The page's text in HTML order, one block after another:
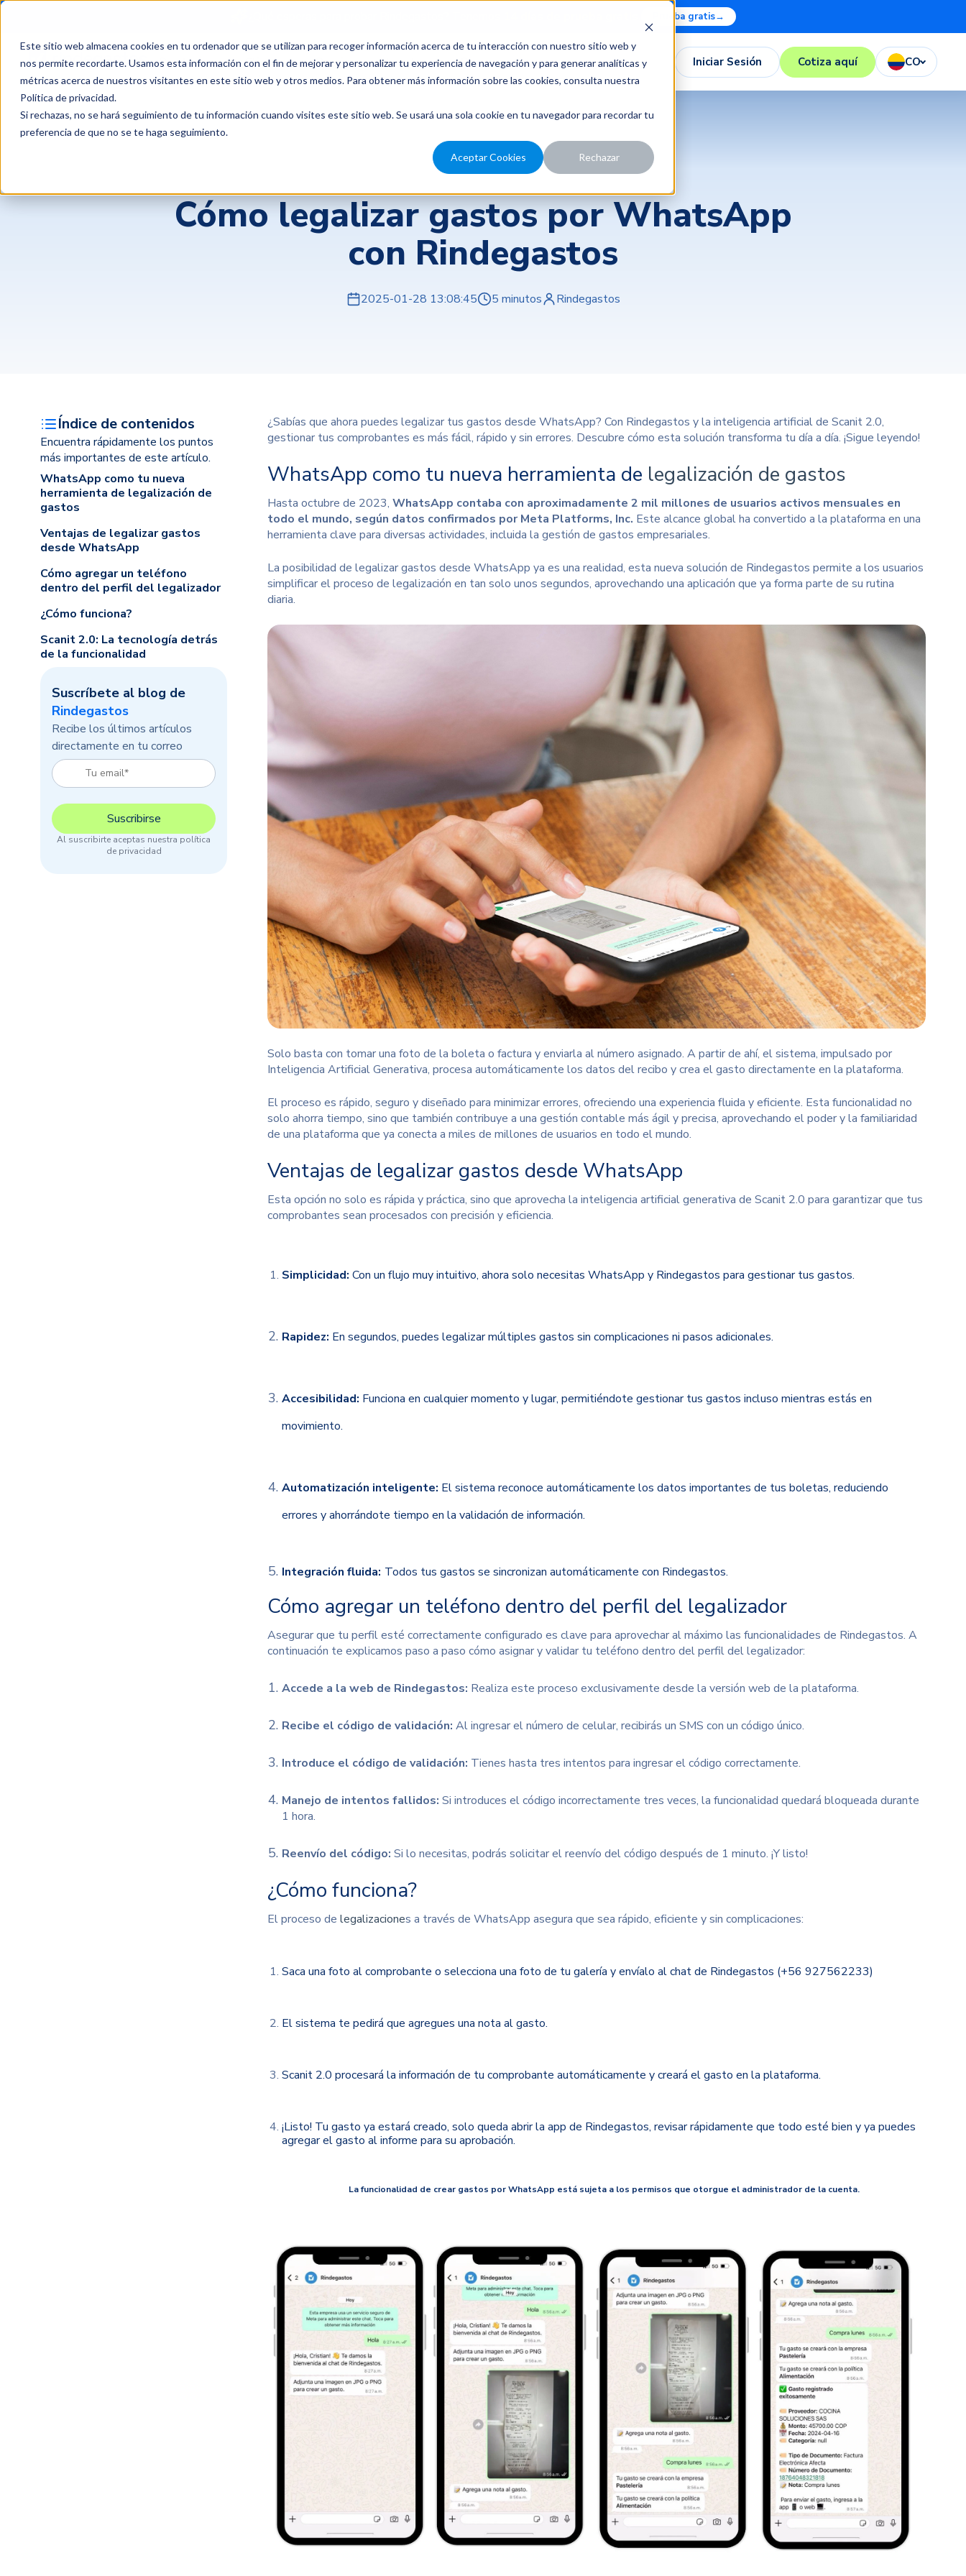
Este sitio web almacena cookies en tu ordenador que se utilizan para recoger información acerca de tu interacción con nuestro sitio web y
nos permite recordarte. Usamos esta información con el fin de mejorar y personalizar tu experiencia de navegación y para generar analíticas y
métricas acerca de nuestros visitantes en este sitio web y otros medios. Para obtener más información sobre las cookies, consulta nuestra
Política de privacidad.
Si rechazas, no se hará seguimiento de tu información cuando visites este sitio web. Se usará una sola cookie en tu navegador para recordar tu
preferencia de que no se te haga seguimiento.
Aceptar Cookies Rechazar
Prueba gratis→
Productos Clientes Precios Nosotros Recursos Iniciar Sesión Cotiza aquí CO
Rindegastos
Cómo legalizar gastos por WhatsApp
con Rindegastos
2025-01-28 13:08:45 5 minutos Rindegastos
Índice de contenidos
Encuentra rápidamente los puntos
más importantes de este artículo.
WhatsApp como tu nueva
herramienta de legalización de
gastos
Ventajas de legalizar gastos
desde WhatsApp
Cómo agregar un teléfono
dentro del perfil del legalizador
¿Cómo funciona?
Scanit 2.0: La tecnología detrás
de la funcionalidad
Suscríbete al blog de
Rindegastos
Recibe los últimos artículos
directamente en tu correo
Al suscribirte aceptas nuestra política
de privacidad
¿Sabías que ahora puedes legalizar tus gastos desde WhatsApp? Con Rindegastos y la inteligencia artificial de Scanit 2.0,
gestionar tus comprobantes es más fácil, rápido y sin errores. Descubre cómo esta solución transforma tu día a día. ¡Sigue leyendo!
WhatsApp como tu nueva herramienta de legalización de gastos
Hasta octubre de 2023, WhatsApp contaba con aproximadamente 2 mil millones de usuarios activos mensuales en
todo el mundo, según datos confirmados porMeta Platforms, Inc. Este alcance global ha convertido a la plataforma en una
herramienta clave para diversas actividades, incluida la gestión de gastos empresariales.
La posibilidad de legalizar gastos desde WhatsApp ya es una realidad, esta nueva solución de Rindegastos permite a los usuarios
simplificar el proceso de legalización en tan solo unos segundos, aprovechando una aplicación que ya forma parte de su rutina
diaria.
Solo basta con tomar una foto de la boleta o factura y enviarla al número asignado. A partir de ahí, el sistema, impulsado por
Inteligencia ArtificialGenerativa, procesa automáticamente los datos del recibo y crea el gasto directamente en la plataforma.
El proceso es rápido, seguro y diseñado para minimizar errores, ofreciendo una experiencia fluida y eficiente. Esta funcionalidad no
solo ahorra tiempo, sino que también contribuye a una gestión contable más ágil y precisa, aprovechando el poder y la familiaridad
de una plataforma que ya conecta a miles de millones de usuarios en todo el mundo.
Ventajas de legalizar gastos desde WhatsApp
Esta opción no solo es rápida y práctica, sino que aprovecha la inteligencia artificial generativa de Scanit 2.0 para garantizar que tus
comprobantes sean procesados con precisión y eficiencia.
Simplicidad: Con un flujo muy intuitivo, ahora solo necesitas WhatsApp y Rindegastos para gestionar tus gastos.
Rapidez: En segundos, puedes legalizar múltiples gastos sin complicaciones ni pasos adicionales.
Accesibilidad: Funciona en cualquier momento y lugar, permitiéndote gestionar tus gastos incluso mientras estás en
movimiento.
Automatización inteligente: El sistema reconoce automáticamente los datos importantes de tus boletas, reduciendo
errores y ahorrándote tiempo en la validación de información.
Integración fluida: Todos tus gastos se sincronizan automáticamente con Rindegastos.
Cómo agregar un teléfono dentro del perfil del legalizador
Asegurar que tu perfil esté correctamente configurado es clave para aprovechar al máximo las funcionalidades de Rindegastos. A
continuación te explicamos paso a paso cómo asignar y validar tu teléfono dentro del perfil del legalizador:
Accede a la web de Rindegastos: Realiza este proceso exclusivamente desde la versión web de la plataforma.
Recibe el código de validación: Al ingresar el número de celular, recibirás un SMS con un código único.
Introduce el código de validación: Tienes hasta tres intentos para ingresar el código correctamente.
Manejo de intentos fallidos: Si introduces el código incorrectamente tres veces, la funcionalidad quedará bloqueada durante
1 hora.
Reenvío del código: Si lo necesitas, podrás solicitar el reenvío del código después de 1 minuto. ¡Y listo!
¿Cómo funciona?
El proceso de legalizaciones a través de WhatsApp asegura que sea rápido, eficiente y sin complicaciones:
Saca una foto al comprobante o selecciona una foto de tu galería y envíalo al chat de Rindegastos (+56 927562233)
El sistema te pedirá que agregues una nota al gasto.
Scanit 2.0 procesará la información de tu comprobante automáticamente y creará el gasto en la plataforma.
¡Listo! Tu gasto ya estará creado, solo queda abrir la app de Rindegastos, revisar rápidamente que todo esté bien y ya puedes
agregar el gasto al informe para su aprobación.
La funcionalidad de crear gastos por WhatsApp está sujeta a los permisos que otorgue el administrador de la cuenta.